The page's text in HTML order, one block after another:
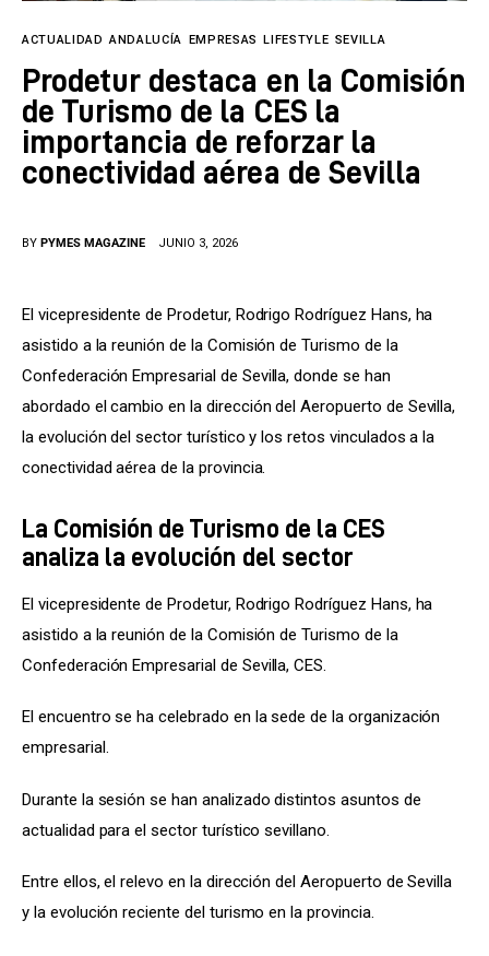
Cultura
LifeStyle
Directorio
ACTUALIDAD ANDALUCÍA EMPRESAS LIFESTYLE SEVILLA
Prodetur destaca en la Comisión
de Turismo de la CES la
importancia de reforzar la
conectividad aérea de Sevilla
BY PYMES MAGAZINE JUNIO 3, 2026
El vicepresidente de Prodetur, Rodrigo Rodríguez Hans, ha
asistido a la reunión de la Comisión de Turismo de la
Confederación Empresarial de Sevilla, donde se han
abordado el cambio en la dirección del Aeropuerto de Sevilla,
la evolución del sector turístico y los retos vinculados a la
conectividad aérea de la provincia.
La Comisión de Turismo de la CES
analiza la evolución del sector
El vicepresidente de Prodetur, Rodrigo Rodríguez Hans, ha
asistido a la reunión de la Comisión de Turismo de la
Confederación Empresarial de Sevilla, CES.
El encuentro se ha celebrado en la sede de la organización
empresarial.
Durante la sesión se han analizado distintos asuntos de
actualidad para el sector turístico sevillano.
Entre ellos, el relevo en la dirección del Aeropuerto de Sevilla
y la evolución reciente del turismo en la provincia.